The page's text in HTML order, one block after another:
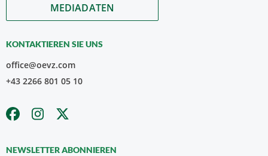
MEDIADATEN
KONTAKTIEREN SIE UNS
office@oevz.com
+43 2266 801 05 10
NEWSLETTER ABONNIEREN